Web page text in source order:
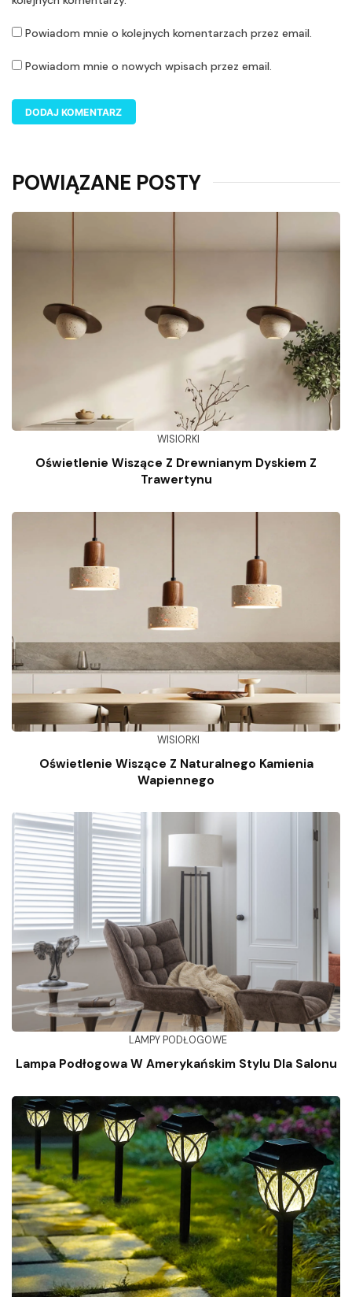
Powiadom mnie o kolejnych komentarzach przez email.
Powiadom mnie o nowych wpisach przez email.
POWIĄZANE POSTY
WISIORKI
Oświetlenie Wiszące Z Drewnianym Dyskiem Z
Trawertynu
WISIORKI
Oświetlenie Wiszące Z Naturalnego Kamienia
Wapiennego
LAMPY PODŁOGOWE
Lampa Podłogowa W Amerykańskim Stylu Dla Salonu